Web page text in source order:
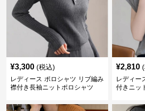
¥3,300 (税込)
レディース ポロシャツ リブ編み
襟付き長袖ニットポロシャツ
¥2,810
レディー
付きニッ